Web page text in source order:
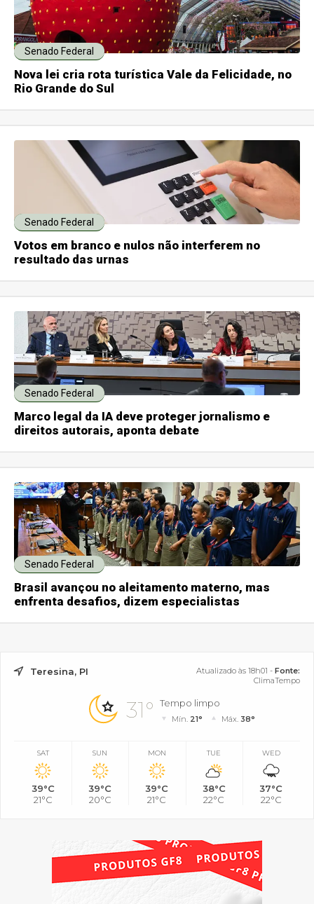
Senado Federal
Nova lei cria rota turística Vale da Felicidade, no
Rio Grande do Sul
Senado Federal
Votos em branco e nulos não interferem no
resultado das urnas
Senado Federal
Marco legal da IA deve proteger jornalismo e
direitos autorais, aponta debate
Senado Federal
Brasil avançou no aleitamento materno, mas
enfrenta desafios, dizem especialistas
Teresina, PI Atualizado às 18h01 - Fonte:
ClimaTempo
31° Tempo limpo
Mín. 21° Máx. 38°
SAT
39°C
21°C
SUN
39°C
20°C
MON
39°C
21°C
TUE
38°C
22°C
WED
37°C
22°C